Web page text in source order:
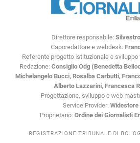
Direttore responsabile:
Caporedattore e webdesk:
Referente progetto istituzionale e sviluppo
Redazione: Consiglio Odg (Benedetta
Michelangelo Bucci, Rosalba Carbutti,
Alberto Lazzarini, Francesca
Progettazione, sviluppo e web
Service Provider: Widestore
Proprietario: Ordine dei Giornalisti
REGISTRAZIONE TRIBUNALE DI